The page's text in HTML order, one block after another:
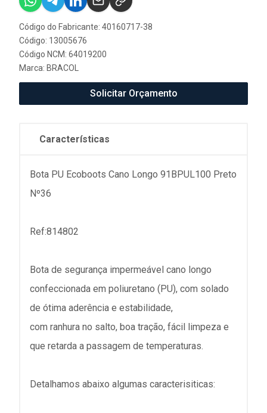
Código do Fabricante: 40160717-38
Código: 13005676
Código NCM: 64019200
Marca: BRACOL
Solicitar Orçamento
Características
Bota PU Ecoboots Cano Longo 91BPUL100 Preto
Nº36
Ref:814802
Bota de segurança impermeável cano longo
confeccionada em poliuretano (PU), com solado
de ótima aderência e estabilidade,
com ranhura no salto, boa tração, fácil limpeza e
que retarda a passagem de temperaturas.
Detalhamos abaixo algumas caracterisiticas: